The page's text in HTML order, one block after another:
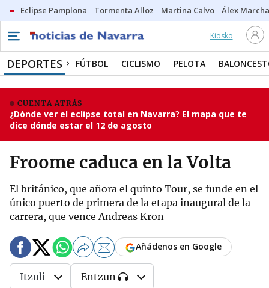
Eclipse Pamplona Tormenta Alloz Martina Calvo Álex
Kiosko
DEPORTES FÚTBOL CICLISMO PELOTA
CUENTA ATRÁS
¿Dónde ver el eclipse total en Navarra? El mapa que te
dice dónde estar el 12 de agosto
Froome caduca en la Volta
El británico, que añora el quinto Tour, se funde en el
único puerto de primera de la etapa inaugural de la
carrera, que vence Andreas Kron
Añádenos en Google
Itzuli Entzun